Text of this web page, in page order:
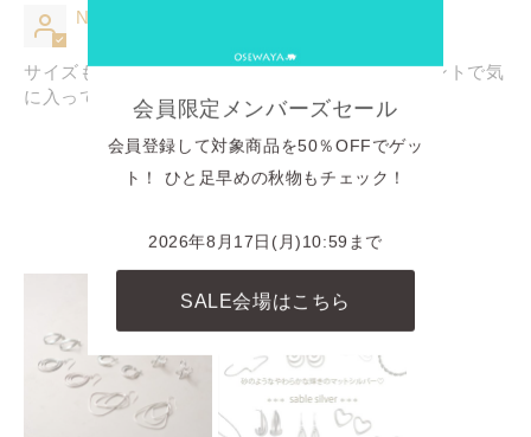
NAO雪
サイズもピタリで。明るめのセーターのワンポイントで気
に入ってます
INSTAGRAM
会員限定メンバーズセール
会員登録して対象商品を50％OFFでゲッ
ト！ ひと足早めの秋物もチェック！
2026年8月17日(月)10:59まで
SALE会場はこちら